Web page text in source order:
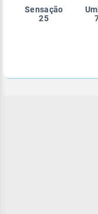
Sensação
25
Enviar
Enviar
Enviar
Enviar
Enviar